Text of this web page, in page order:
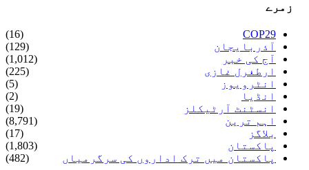
زمرے
COP29
(16)
آذربایجان
(129)
آج کی خبر
(1,012)
ارطغرل غازی
(225)
انٹرویوز
(5)
انڈیا
(2)
انسٹنٹ آرٹیکلز
(19)
اہم ترین
(8,791)
بلاگز
(17)
پاکستان
(1,803)
پاکستان میں ترک اداروں کی سرگرمیاں
(482)